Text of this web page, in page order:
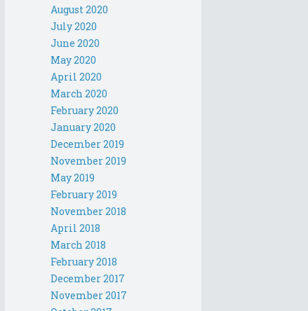
August 2020
July 2020
June 2020
May 2020
April 2020
March 2020
February 2020
January 2020
December 2019
November 2019
May 2019
February 2019
November 2018
April 2018
March 2018
February 2018
December 2017
November 2017